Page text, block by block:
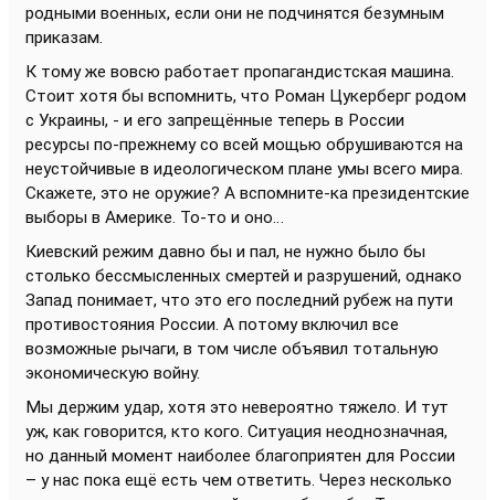
родными военных, если они не подчинятся безумным
приказам.
К тому же вовсю работает пропагандистская машина.
Стоит хотя бы вспомнить, что Роман Цукерберг родом
с Украины, - и его запрещённые теперь в России
ресурсы по-прежнему со всей мощью обрушиваются на
неустойчивые в идеологическом плане умы всего мира.
Скажете, это не оружие? А вспомните-ка президентские
выборы в Америке. То-то и оно…
Киевский режим давно бы и пал, не нужно было бы
столько бессмысленных смертей и разрушений, однако
Запад понимает, что это его последний рубеж на пути
противостояния России. А потому включил все
возможные рычаги, в том числе объявил тотальную
экономическую войну.
Мы держим удар, хотя это невероятно тяжело. И тут
уж, как говорится, кто кого. Ситуация неоднозначная,
но данный момент наиболее благоприятен для России
– у нас пока ещё есть чем ответить. Через несколько